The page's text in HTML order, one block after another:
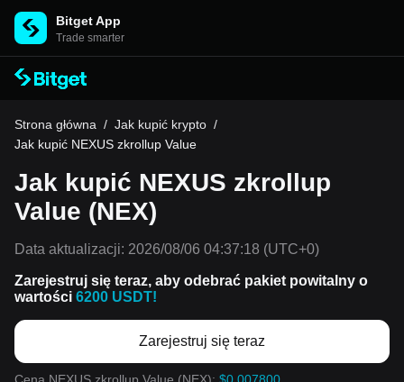
Bitget App
Trade smarter
Strona główna / Jak kupić krypto /
Jak kupić NEXUS zkrollup Value
Jak kupić NEXUS zkrollup
Value (NEX)
Data aktualizacji: 2026/08/06 04:37:18 (UTC+0)
Zarejestruj się teraz, aby odebrać pakiet powitalny o
wartości 6200 USDT!
Zarejestruj się teraz